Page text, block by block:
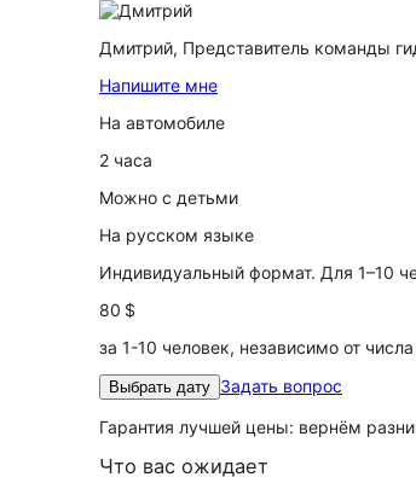
Дмитрий, Представитель команды
Напишите мне
На автомобиле
2 часа
Можно с детьми
На русском языке
Индивидуальный формат. Для 1–10
80 $
за 1-10 человек, независимо от
Выбрать дату Задать вопрос
Гарантия лучшей цены: вернём
Что вас ожидает